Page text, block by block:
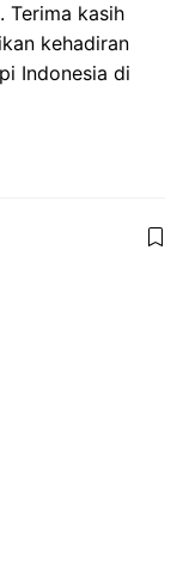
Terima kasih
kehadiran
Indonesia di